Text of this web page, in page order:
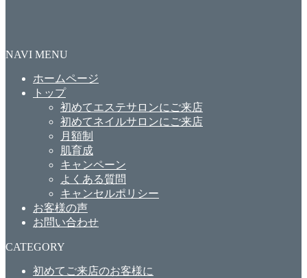
NAVI MENU
ホームページ
トップ
初めてエステサロンにご来店
初めてネイルサロンにご来店
月額制
肌育成
キャンペーン
よくある質問
キャンセルポリシー
お客様の声
お問い合わせ
CATEGORY
初めてご来店のお客様に